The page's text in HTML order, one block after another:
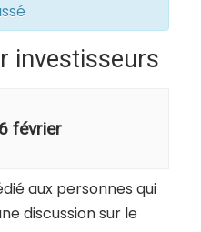
investisseurs
6 février
aux personnes qui
discussion sur le